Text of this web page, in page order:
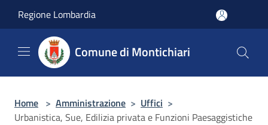
Regione Lombardia
Comune di Montichiari
Home > Amministrazione > Uffici >
Urbanistica, Sue, Edilizia privata e Funzioni Paesaggistiche